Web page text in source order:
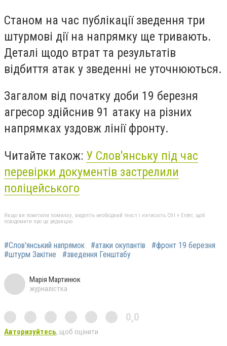
Станом на час публікації зведення три
штурмові дії на напрямку ще тривають.
Деталі щодо втрат та результатів
відбиття атак у зведенні не уточнюються.
Загалом від початку доби 19 березня
агресор здійснив 91 атаку на різних
напрямках уздовж лінії фронту.
Читайте також: У Слов'янську під час
перевірки документів застрелили
поліцейського
Якщо ви помітили помилку, виділіть необхідний текст і натисніть Ctrl + Enter, щоб
повідомити про це редакцію
#Слов'янський напрямок #атаки окупантів
#фронт 19 березня
#штурм Закітне
#зведення Генштабу
Марія Мартинюк
журналістка
0,0
Авторизуйтесь, щоб оцінити